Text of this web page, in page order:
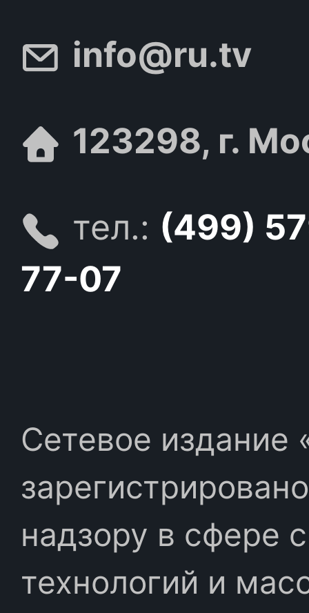
info@ru.tv
123298, г.
тел.: (499)
77-07
Сетевое издание
надзору в сфере
технологий и